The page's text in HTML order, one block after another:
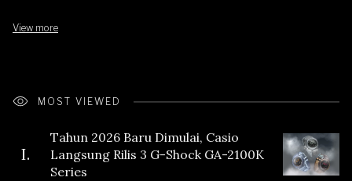
View more
MOST VIEWED
I.
Tahun 2026 Baru Dimulai, Casio
Langsung Rilis 3 G-Shock GA-2100K
Series